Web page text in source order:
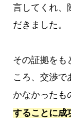
言してくれ、
だきました。
その証拠をも
ころ、交渉で
かなかったも
することに成